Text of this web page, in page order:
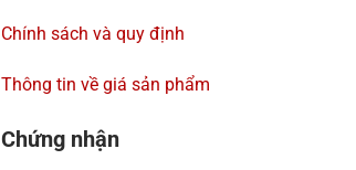
Chính sách và quy định
Thông tin về giá sản phẩm
Chứng nhận